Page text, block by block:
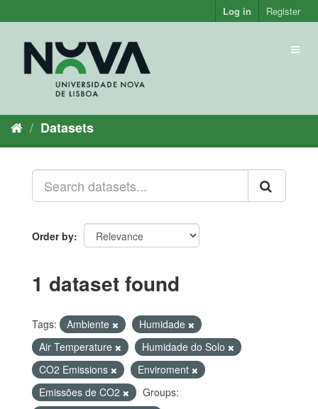
to
Log in Register
Datasets
Order by
1 dataset found
Tags: Ambiente
Humidade
Air Temperature
Humidade do Solo
CO2 Emissions
Enviroment
Emissões de CO2
Groups: